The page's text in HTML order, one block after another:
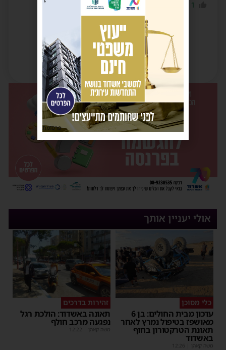
1 הגב לתגובה
אולי יעניין אותך
כלי מסוכן
עדכון מבית החולים: בן 6
מאושפז בטיפול נמרץ לאחר
תאונת הטרקטורון בחוף
באשדוד
משה קאהן 12:26
זהירות בדרכים
תאונה באשדוד: הולכת רגל
נפגעה מרכב חולף
משה קאהן 12:22
פרסומת